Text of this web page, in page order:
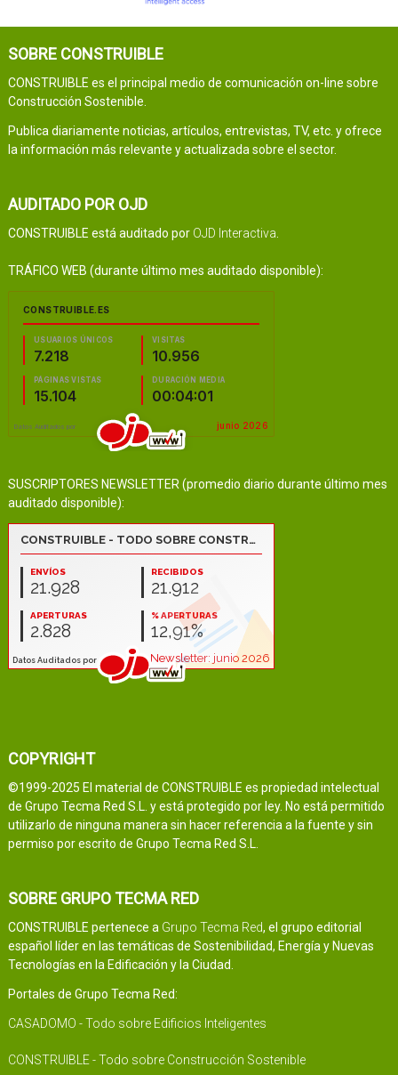
SOBRE CONSTRUIBLE
CONSTRUIBLE es el principal medio de comunicación on-line sobre
Construcción Sostenible.
Publica diariamente noticias, artículos, entrevistas, TV, etc. y ofrece
la información más relevante y actualizada sobre el sector.
AUDITADO POR OJD
CONSTRUIBLE está auditado por OJD Interactiva
TRÁFICO WEB (durante último mes auditado disponible):
SUSCRIPTORES NEWSLETTER (promedio diario durante último mes
auditado disponible):
COPYRIGHT
©1999-2025 El material de CONSTRUIBLE es propiedad intelectual
de Grupo Tecma Red S.L. y está protegido por ley. No está permitido
utilizarlo de ninguna manera sin hacer referencia a la fuente y sin
permiso por escrito de Grupo Tecma Red S.L.
SOBRE GRUPO TECMA RED
CONSTRUIBLE pertenece a Grupo Tecma Red, el grupo editorial
español líder en las temáticas de Sostenibilidad, Energía y Nuevas
Tecnologías en la Edificación y la Ciudad.
Portales de Grupo Tecma Red:
CASADOMO - Todo sobre Edificios Inteligentes
CONSTRUIBLE - Todo sobre Construcción Sostenible